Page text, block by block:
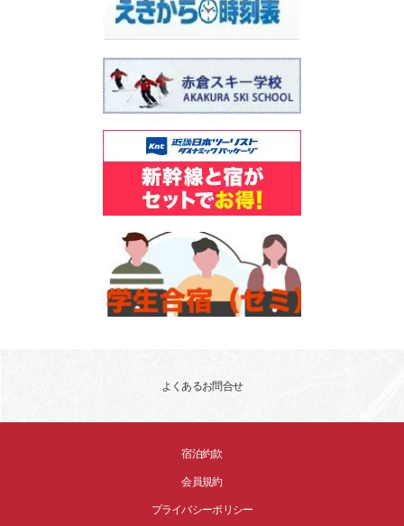
よくあるお問合せ
宿泊約款
会員規約
プライバシーポリシー